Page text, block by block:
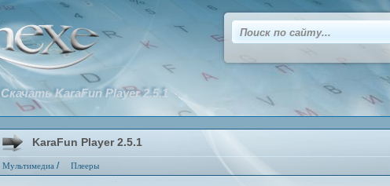
KaraFun Player 2.5.1
Мультимедиа / Плееры
Скачать KaraFun Player 2.5.1